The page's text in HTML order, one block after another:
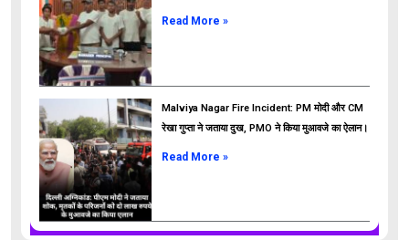
Read More »
Malviya Nagar Fire Incident: PM मोदी और CM
रेखा गुप्ता ने जताया दुख, PMO ने किया मुआवजे का ऐलान।
Read More »